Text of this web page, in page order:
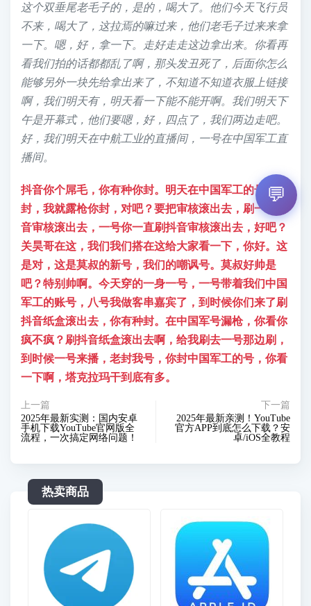
这个双垂尾老毛子的，是的，喝大了。他们今天飞行员
不来，喝大了，这拉焉的嘛过来，他们老毛子过来来拿
一下。嗯，好，拿一下。走好走走这边拿出来。你看再
看我们拍的话都都乱了啊，那头发丑死了，后面你怎么
能够另外一块先给拿出来了，不知道不知道衣服上链接
啊，我们明天有，明天看一下能不能开啊。我们明天下
午是开幕式，他们要嗯，好，四点了，我们两边走吧。
好，我们明天在中航工业的直播间，一号在中国军工直
播间。
抖音你个屌毛，你有种你封。明天在中国军工的号播你
封，我就露枪你封，对吧？要把审核滚出去，刷一下抖
音审核滚出去，一号你一直刷抖音审核滚出去，好吧？
关昊哥在这，我们我们搭在这给大家看一下，你好。这
是对，这是莫叔的新号，我们的嘲讽号。莫叔好帅是
吧？特别帅啊。今天穿的一身一号，一号带着我们中国
军工的账号，八号我做客串嘉宾了，到时候你们来了刷
抖音纸盒滚出去，你有种封。在中国军号漏枪，你看你
疯不疯？刷抖音纸盒滚出去啊，给我刷去一号那边刷，
到时候一号来播，老封我号，你封中国军工的号，你看
一下啊，塔克拉玛干到底有多。
上一篇
2025年最新实测：国内安卓
手机下载YouTube官网版全
流程，一次搞定网络问题！
下一篇
2025年最新亲测！YouTube
官方APP到底怎么下载？安
卓/iOS全教程
热卖商品
💬